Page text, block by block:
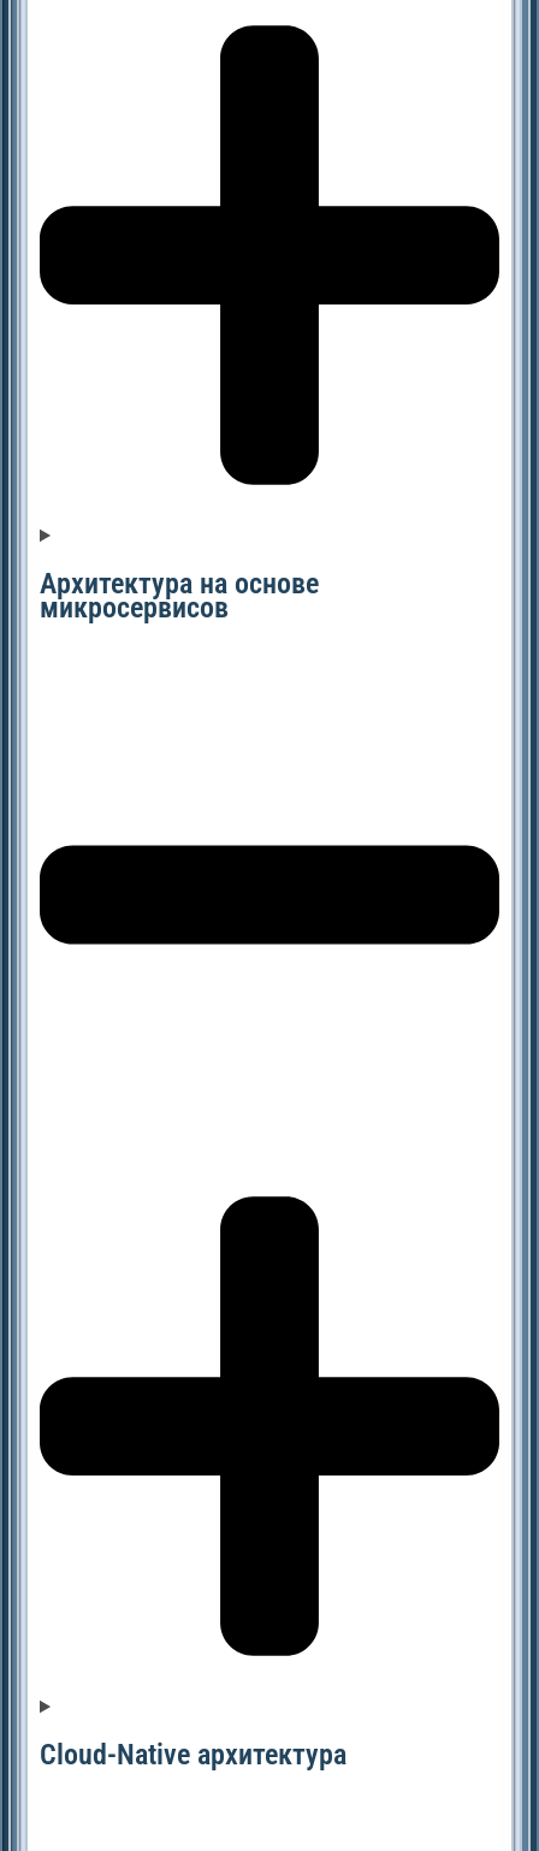
Архитектура на основе
микросервисов
Cloud-Native архитектура